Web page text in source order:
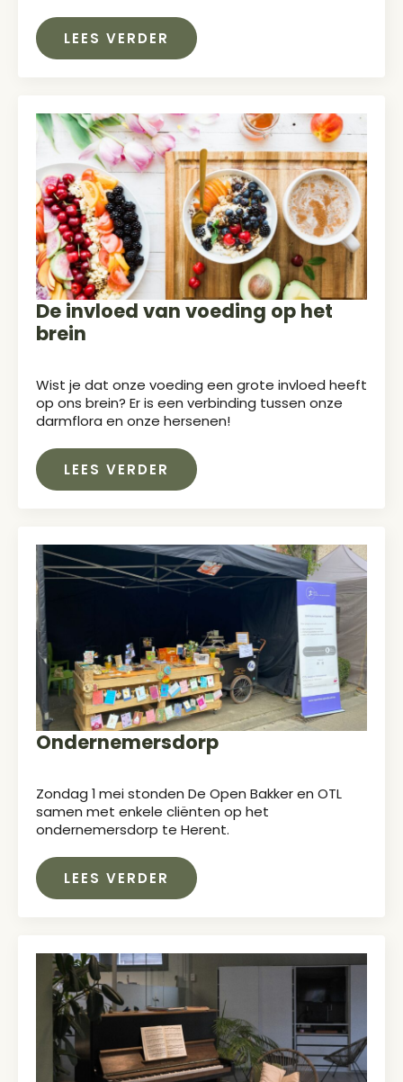
LEES VERDER
De invloed van voeding op het
brein
Wist je dat onze voeding een grote invloed heeft
op ons brein? Er is een verbinding tussen onze
darmflora en onze hersenen!
LEES VERDER
Ondernemersdorp
Zondag 1 mei stonden De Open Bakker en OTL
samen met enkele cliënten op het
ondernemersdorp te Herent.
LEES VERDER